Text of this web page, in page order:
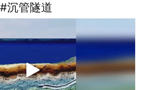
沉管隧道